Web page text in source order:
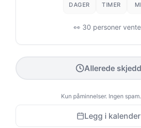
DAGER TIMER
👀 30 personer
Allerede skjedd
Kun påminnelser. Ingen
Legg i kalender